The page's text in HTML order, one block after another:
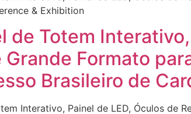
& Exhibition
de Totem
Grande Formato
Brasileiro de
Interativo, Painel de LED, Óculos de